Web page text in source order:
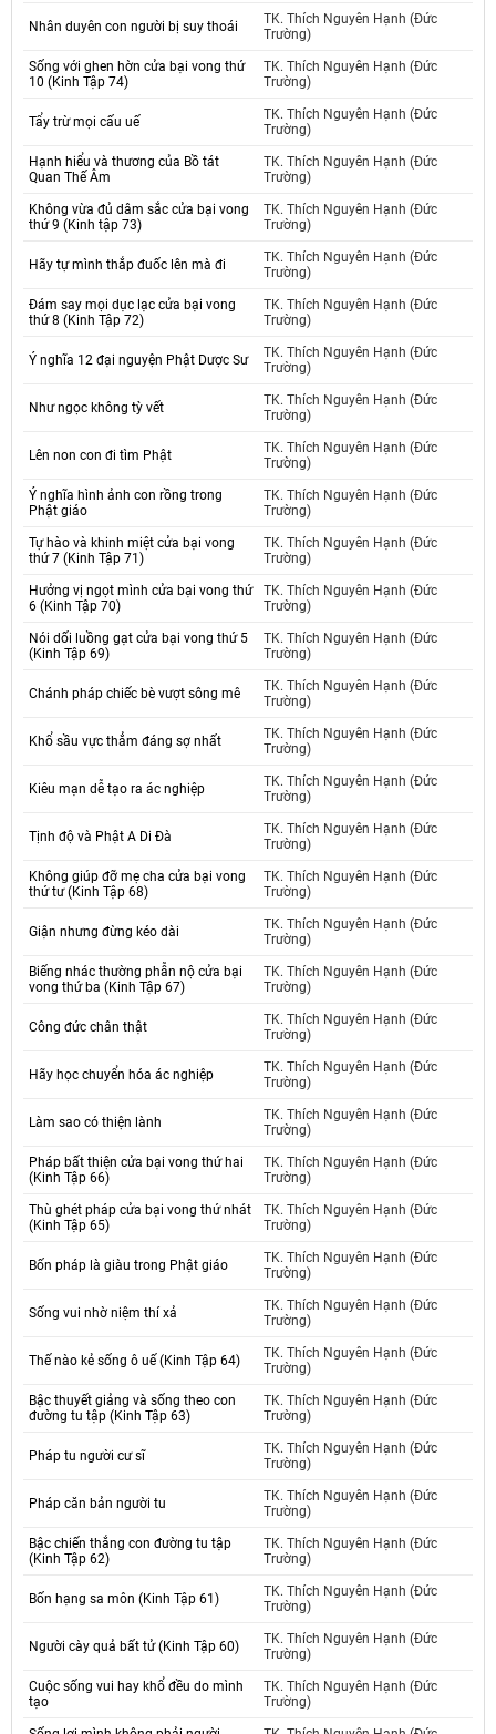
Nhân duyên con người bị suy thoái
TK. Thích Nguyên Hạnh (Đức
Trường)
Sống với ghen hờn cửa bại vong thứ
10 (Kinh Tập 74)
TK. Thích Nguyên Hạnh (Đức
Trường)
Tẩy trừ mọi cấu uế
TK. Thích Nguyên Hạnh (Đức
Trường)
Hạnh hiểu và thương của Bồ tát
Quan Thế Âm
TK. Thích Nguyên Hạnh (Đức
Trường)
Không vừa đủ dâm sắc cửa bại vong
thứ 9 (Kinh tập 73)
TK. Thích Nguyên Hạnh (Đức
Trường)
Hãy tự mình thắp đuốc lên mà đi
TK. Thích Nguyên Hạnh (Đức
Trường)
Đám say mọi dục lạc cửa bại vong
thứ 8 (Kinh Tập 72)
TK. Thích Nguyên Hạnh (Đức
Trường)
Ý nghĩa 12 đại nguyện Phật Dược Sư
TK. Thích Nguyên Hạnh (Đức
Trường)
Như ngọc không tỳ vết
TK. Thích Nguyên Hạnh (Đức
Trường)
Lên non con đi tìm Phật
TK. Thích Nguyên Hạnh (Đức
Trường)
Ý nghĩa hình ảnh con rồng trong
Phật giáo
TK. Thích Nguyên Hạnh (Đức
Trường)
Tự hào và khinh miệt cửa bại vong
thứ 7 (Kinh Tập 71)
TK. Thích Nguyên Hạnh (Đức
Trường)
Hưởng vị ngọt mình cửa bại vong thứ
6 (Kinh Tập 70)
TK. Thích Nguyên Hạnh (Đức
Trường)
Nói dối luồng gạt cửa bại vong thứ 5
(Kinh Tập 69)
TK. Thích Nguyên Hạnh (Đức
Trường)
Chánh pháp chiếc bè vượt sông mê
TK. Thích Nguyên Hạnh (Đức
Trường)
Khổ sầu vực thẳm đáng sợ nhất
TK. Thích Nguyên Hạnh (Đức
Trường)
Kiêu mạn dễ tạo ra ác nghiệp
TK. Thích Nguyên Hạnh (Đức
Trường)
Tịnh độ và Phật A Di Đà
TK. Thích Nguyên Hạnh (Đức
Trường)
Không giúp đỡ mẹ cha cửa bại vong
thứ tư (Kinh Tập 68)
TK. Thích Nguyên Hạnh (Đức
Trường)
Giận nhưng đừng kéo dài
TK. Thích Nguyên Hạnh (Đức
Trường)
Biếng nhác thường phẫn nộ cửa bại
vong thứ ba (Kinh Tập 67)
TK. Thích Nguyên Hạnh (Đức
Trường)
Công đức chân thật
TK. Thích Nguyên Hạnh (Đức
Trường)
Hãy học chuyển hóa ác nghiệp
TK. Thích Nguyên Hạnh (Đức
Trường)
Làm sao có thiện lành
TK. Thích Nguyên Hạnh (Đức
Trường)
Pháp bất thiện cửa bại vong thứ hai
(Kinh Tập 66)
TK. Thích Nguyên Hạnh (Đức
Trường)
Thù ghét pháp cửa bại vong thứ nhát
(Kinh Tập 65)
TK. Thích Nguyên Hạnh (Đức
Trường)
Bốn pháp là giàu trong Phật giáo
TK. Thích Nguyên Hạnh (Đức
Trường)
Sống vui nhờ niệm thí xả
TK. Thích Nguyên Hạnh (Đức
Trường)
Thế nào kẻ sống ô uế (Kinh Tập 64)
TK. Thích Nguyên Hạnh (Đức
Trường)
Bậc thuyết giảng và sống theo con
đường tu tập (Kinh Tập 63)
TK. Thích Nguyên Hạnh (Đức
Trường)
Pháp tu người cư sĩ
TK. Thích Nguyên Hạnh (Đức
Trường)
Pháp căn bản người tu
TK. Thích Nguyên Hạnh (Đức
Trường)
Bậc chiến thắng con đường tu tập
(Kinh Tập 62)
TK. Thích Nguyên Hạnh (Đức
Trường)
Bốn hạng sa môn (Kinh Tập 61)
TK. Thích Nguyên Hạnh (Đức
Trường)
Người cày quả bất tử (Kinh Tập 60)
TK. Thích Nguyên Hạnh (Đức
Trường)
Cuộc sống vui hay khổ đều do mình
tạo
TK. Thích Nguyên Hạnh (Đức
Trường)